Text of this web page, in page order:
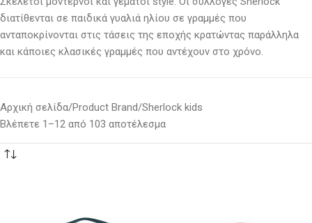
διατίθενται σε παιδικά γυαλιά ηλίου σε γραμμές που
ανταποκρίνονται στις τάσεις της εποχής κρατώντας παράλληλα
και κάποιες κλασικές γραμμές που αντέχουν στο χρόνο.
Αρχική σελίδα Product Brand Sherlock kids
Βλέπετε 1–12 από 103 αποτέλεσμα